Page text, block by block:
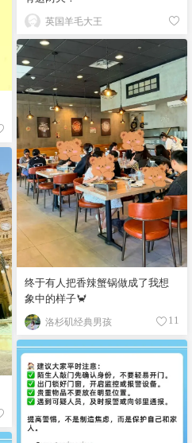
英国羊毛大王
终于有人把香辣蟹锅做成了我想
象中的样子🦀
洛杉矶经典男孩 11